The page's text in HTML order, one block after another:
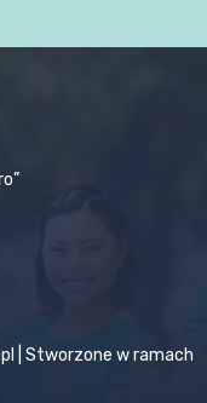
| Stworzone w ramach